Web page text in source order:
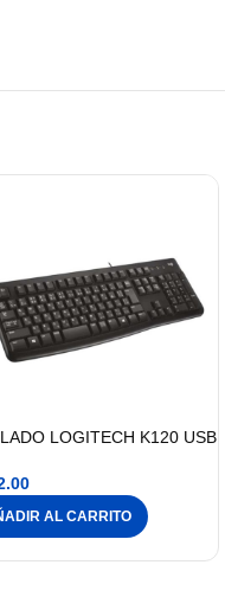
LOGITECH K120 USB
AL CARRITO